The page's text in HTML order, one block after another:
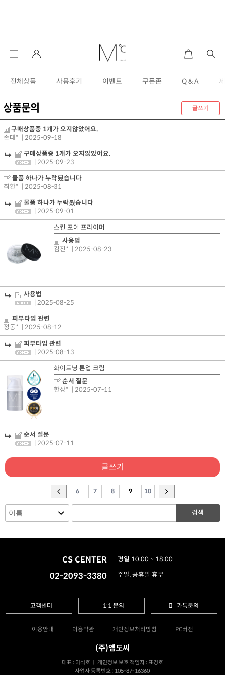
전체상품 사용후기 이벤트 쿠폰존 Q & A
상품문의 글쓰기
구매상품중 1개가 오지않았어요.
손대*
| 2025-09-18
구매상품중 1개가 오지않았어요.
2025-09-23
물품 하나가 누락됬습니다
최환*
| 2025-08-31
물품 하나가 누락됬습니다
2025-09-01
스킨 포어 프라이머
사용법
김진*
| 2025-08-23
사용법
2025-08-25
피부타입 관련
정동*
| 2025-08-12
피부타입 관련
2025-08-13
화이트닝 톤업 크림
순서 질문
한상*
| 2025-07-11
순서 질문
2025-07-11
글쓰기
6 7 8 9 10
검색
CS CENTER
02-2093-3380
평일 10:00 ~ 18:00
주말, 공휴일 휴무
고객센터 1:1 문의 카톡문의
이용안내 이용약관 개인정보처리방침 PC버전
(주)엠도씨
대표 : 이석호 ㅣ 개인정보 보호 책임자 : 표경호
사업자 등록번호 : 105-87-16360